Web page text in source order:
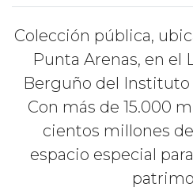
Colección pública,
Punta Arenas, en el
Berguño del
Con más de 15.000
cientos millones
espacio especial